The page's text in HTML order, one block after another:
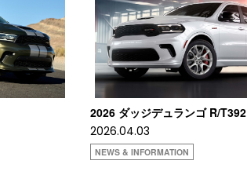
2026 ダッジデュランゴ R/T392
2026.04.03
NEWS & INFORMATION